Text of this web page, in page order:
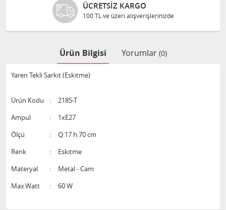
ÜCRETSIZ KARGO
100 TL ve üzeri alışverişlerinizde
Ürün Bilgisi Yorumlar (0)
Yaren Tekli Sarkıt (Eskitme)
Ürün Kodu :
2185-T
Ampul
:
1xE27
Ölçü
:
Q:17 h:70 cm
Renk
:
Eskitme
Materyal
:
Metal - Cam
Max.Watt
: 60 W